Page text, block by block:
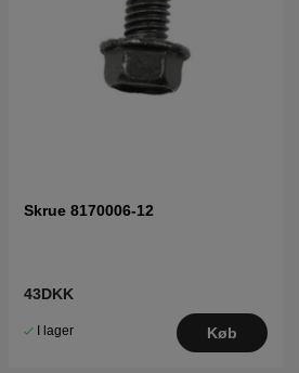
Skrue 8170006-12
43DKK
I lager Køb